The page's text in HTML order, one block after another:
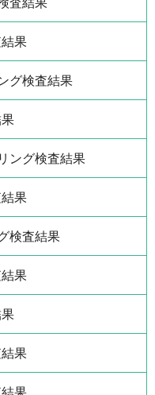
査結果
果
グ検査結果
ング検査結果
果
検査結果
果
果